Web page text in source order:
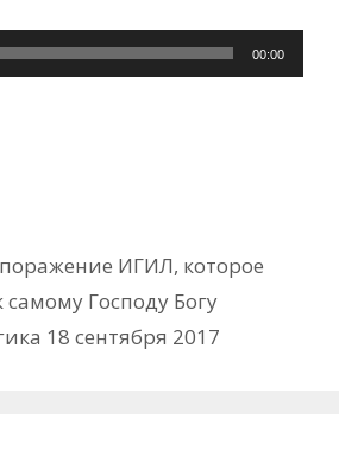
00:00
ИГИЛ, которое
Господу Богу
18 сентября 2017